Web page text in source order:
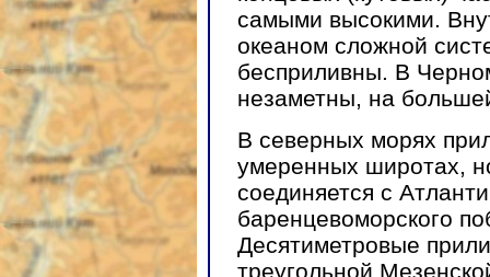
самыми высокими.
океаном сложной
бесприливны. В
незаметны, на
В северных морях
умеренных широтах,
соединяется с
баренцевоморского
Десятиметровые
треугольной